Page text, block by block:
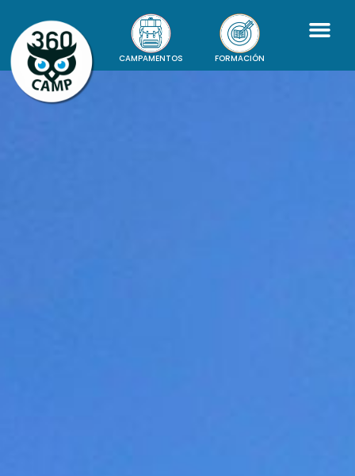
CAMPAMENTOS FORMACIÓN